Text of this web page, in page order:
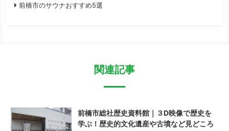
前橋市のサウナおすすめ5選
関連記事
前橋市総社歴史資料館｜３D映像で歴史を
学ぶ！歴史的文化遺産や古墳など見どころ